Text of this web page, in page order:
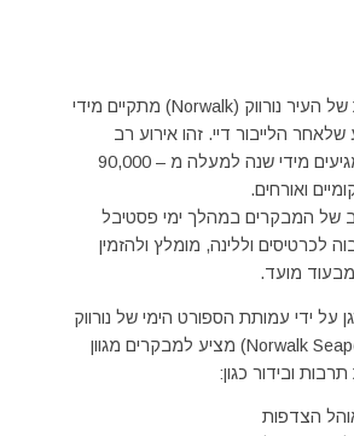
פסטיבל הצדפות של העיר נורווק (Norwalk) מתקיים מידי
הלייבור דיי. זהו אירוע רב
משתתפים אליו מגיעים מידי שנה למעלה מ – 90,000
ואורחים.
המבקרים במהלך ימי פסטיבל
לכרטיסים וללינה, מומלץ ולהזמין
מבעוד מועד.
על ידי עמותת הספורט הימי של נורווק
(Norwalk Seaport Association) מציע למבקרים מגוון
ובידור כגון:
הצדפות